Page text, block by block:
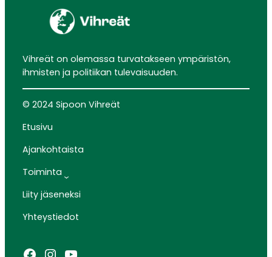
Vihreät on olemassa turvatakseen ympäristön,
ihmisten ja politiikan tulevaisuuden.
© 2024 Sipoon Vihreät
Etusivu
Ajankohtaista
Toiminta
Liity jäseneksi
Yhteystiedot